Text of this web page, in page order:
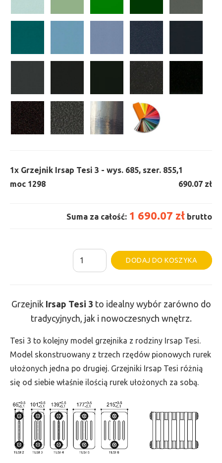
1x Grzejnik Irsap Tesi 3 - wys. 685, szer. 855,
moc 1298
1
690.07 zł
Suma za całość: 1 690.07 zł brutto
ilość
Grzejnik
-
wys.
685,
szer.
855,
1298
DODAJ DO KOSZYKA
Grzejnik Irsap Tesi 3 to idealny wybór zarówno do
tradycyjnych, jak i nowoczesnych wnętrz.
Tesi 3 to kolejny model grzejnika z rodziny Irsap Tesi.
Model skonstruowany z trzech rzędów pionowych rurek
ułożonych jedna po drugiej. Grzejniki Irsap Tesi różnią
się od siebie właśnie ilością rurek ułożonych za sobą.